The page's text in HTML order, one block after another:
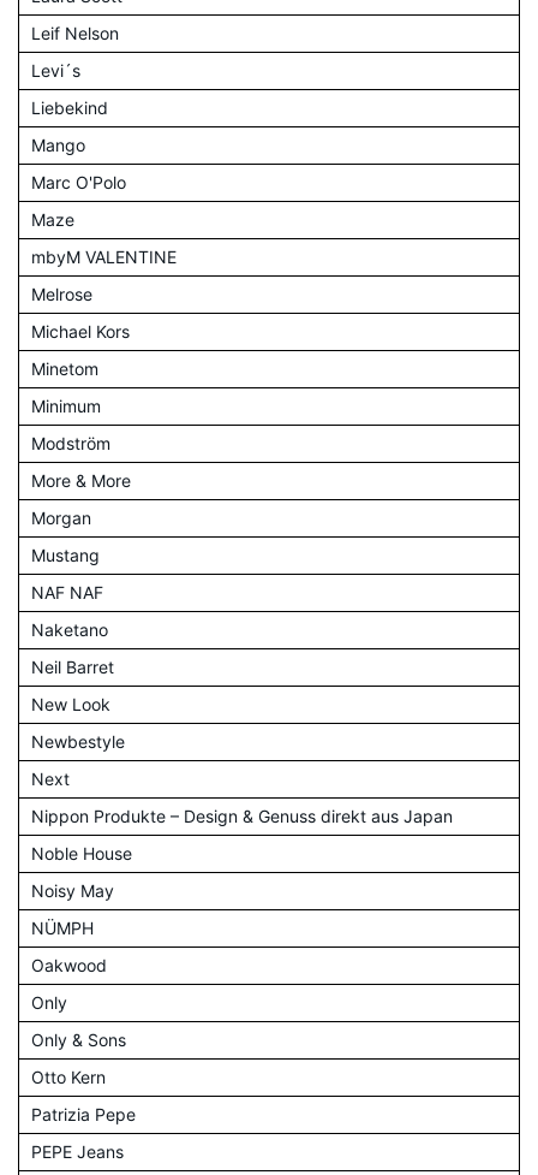
Leif Nelson
Levi´s
Liebekind
Mango
Marc O'Polo
Maze
mbyM VALENTINE
Melrose
Michael Kors
Minetom
Minimum
Modström
More & More
Morgan
Mustang
NAF NAF
Naketano
Neil Barret
New Look
Newbestyle
Next
Nippon Produkte – Design & Genuss direkt aus Japan
Noble House
Noisy May
NÜMPH
Oakwood
Only
Only & Sons
Otto Kern
Patrizia Pepe
PEPE Jeans